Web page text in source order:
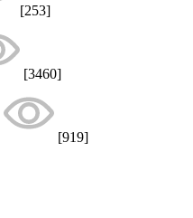
[253]
[3460]
[919]